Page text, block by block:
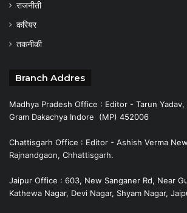
राजनीती
करियर
तकनीकी
Branch Addres
Madhya Pradesh Office : Editor - Tarun Yadav,
Gram Dakachya Indore (MP) 452006
Chattisgarh Office : Editor - Ashish Verma
Rajnandgaon, Chhattisgarh.
Jaipur Office : 603, New Sanganer Rd, Near
Kathewa Nagar, Devi Nagar, Shyam Nagar,